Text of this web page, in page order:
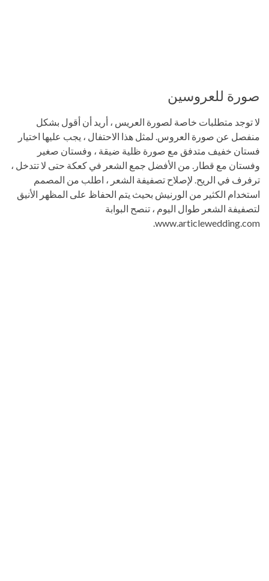
صورة للعروسين
لا توجد متطلبات خاصة لصورة العريس ، أريد أن أقول بشكل
منفصل عن صورة العروس. لمثل هذا الاحتفال ، يجب عليها اختيار
فستان خفيف متدفق مع صورة ظلية ضيقة ، وفستان صغير
وفستان مع قطار. من الأفضل جمع الشعر في كعكة حتى لا تتدخل ،
ترفرف في الريح. لإصلاح تصفيفة الشعر ، اطلب من المصمم
استخدام الكثير من الورنيش بحيث يتم الحفاظ على المظهر الأنيق
لتصفيفة الشعر طوال اليوم ، تنصح البوابة
www.articlewedding.com.